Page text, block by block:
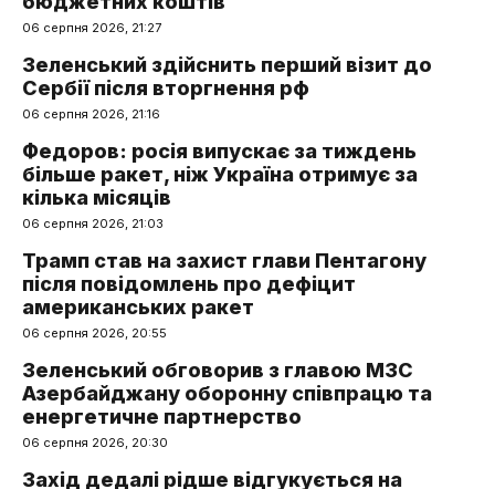
06 серпня 2026, 21:27
Зеленський здійснить перший візит до
Сербії після вторгнення рф
06 серпня 2026, 21:16
Федоров: росія випускає за тиждень
більше ракет, ніж Україна отримує за
кілька місяців
06 серпня 2026, 21:03
Трамп став на захист глави Пентагону
після повідомлень про дефіцит
американських ракет
06 серпня 2026, 20:55
Зеленський обговорив з главою МЗС
Азербайджану оборонну співпрацю та
енергетичне партнерство
06 серпня 2026, 20:30
Захід дедалі рідше відгукується на